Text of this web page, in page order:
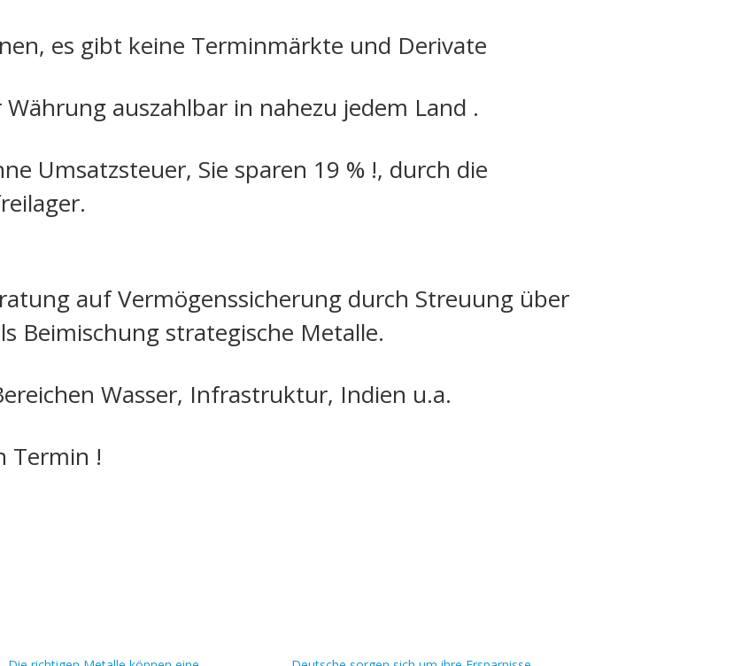
es gibt keine Terminmärkte und Derivate
auszahlbar in nahezu jedem Land .
Umsatzsteuer, Sie sparen 19 % !, durch die
auf Vermögenssicherung durch Streuung über
Beimischung strategische Metalle.
Wasser, Infrastruktur, Indien u.a.
Termin !